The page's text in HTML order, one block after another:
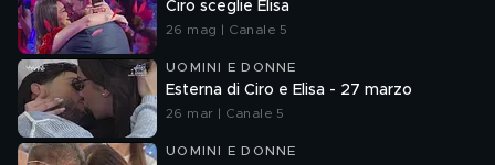
Ciro sceglie Elisa
26 mag | Canale 5
UOMINI E DONNE
Esterna di Ciro e Elisa - 27 marzo
26 mar | Canale 5
UOMINI E DONNE